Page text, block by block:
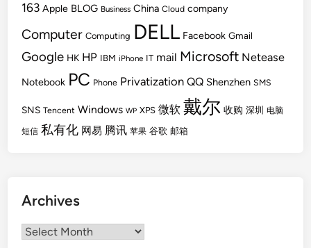
163 Apple BLOG Business China Cloud company
Computer Computing DELL Facebook Gmail
Google HK HP IBM iPhone IT mail Microsoft Netease
Notebook PC Phone Privatization QQ Shenzhen SMS
SNS Tencent Windows WP XPS 微软 戴尔 收购 深圳 电脑
短信 私有化 网易 腾讯 苹果 谷歌 邮箱
Archives
Archives